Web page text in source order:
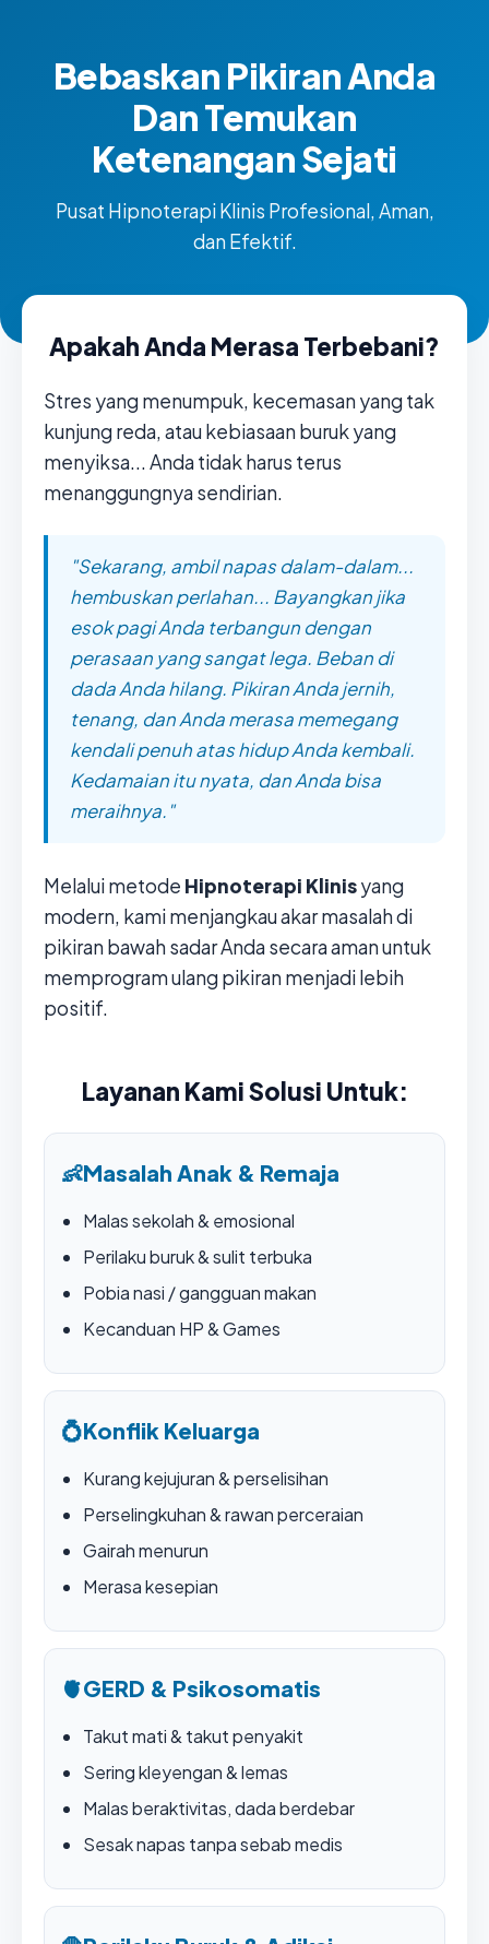
Bebaskan Pikiran Anda
Dan Temukan
Ketenangan Sejati
Pusat Hipnoterapi Klinis Profesional, Aman,
dan Efektif.
Apakah Anda Merasa Terbebani?
Stres yang menumpuk, kecemasan yang tak
kunjung reda, atau kebiasaan buruk yang
menyiksa... Anda tidak harus terus
menanggungnya sendirian.
"Sekarang, ambil napas dalam-dalam...
hembuskan perlahan... Bayangkan jika
esok pagi Anda terbangun dengan
perasaan yang sangat lega. Beban di
dada Anda hilang. Pikiran Anda jernih,
tenang, dan Anda merasa memegang
kendali penuh atas hidup Anda kembali.
Kedamaian itu nyata, dan Anda bisa
meraihnya."
Melalui metode Hipnoterapi Klinisyang
modern, kami menjangkau akar masalah di
pikiran bawah sadar Anda secara aman untuk
memprogram ulang pikiran menjadi lebih
positif.
Layanan Kami Solusi Untuk:
👶Masalah Anak & Remaja
Malas sekolah & emosional
Perilaku buruk & sulit terbuka
Pobia nasi / gangguan makan
Kecanduan HP & Games
💍Konflik Keluarga
Kurang kejujuran & perselisihan
Perselingkuhan & rawan perceraian
Gairah menurun
Merasa kesepian
🫀GERD & Psikosomatis
Takut mati & takut penyakit
Sering kleyengan & lemas
Malas beraktivitas, dada berdebar
Sesak napas tanpa sebab medis